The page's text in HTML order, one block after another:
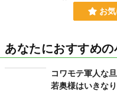
お
あなたにおすすめの
コワモテ軍人な
若奥様はいきな